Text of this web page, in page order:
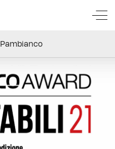
Pambianco